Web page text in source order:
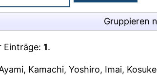
Gruppieren
Einträge:1.
, Kamachi, Yoshiro, Imai, Kosuke